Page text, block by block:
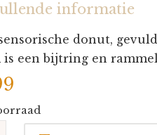
informatie
donut,
is een bijtring en